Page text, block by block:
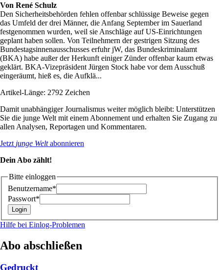
Von René Schulz
Den Sicherheitsbehörden fehlen offenbar schlüssige Beweise gegen
das Umfeld der drei Männer, die Anfang September im Sauerland
festgenommen wurden, weil sie Anschläge auf US-Einrichtungen
geplant haben sollen. Von Teilnehmern der gestrigen Sitzung des
Bundestagsinnenausschusses erfuhr jW, das Bundeskriminalamt
(BKA) habe außer der Herkunft einiger Zünder offenbar kaum etwas
geklärt. BKA-Vizepräsident Jürgen Stock habe vor dem Ausschuß
eingeräumt, hieß es, die Aufklä...
Artikel-Länge: 2792 Zeichen
Damit unabhängiger Journalismus weiter möglich bleibt: Unterstützen
Sie die junge Welt mit einem Abonnement und erhalten Sie Zugang zu
allen Analysen, Reportagen und Kommentaren.
Jetzt junge Weltabonnieren
Dein Abo zählt!
Bitte einloggen
Benutzername*
Passwort*
Hilfe bei Einlog-Problemen
Abo abschließen
Gedruckt